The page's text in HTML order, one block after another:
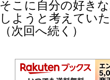
そこに自分の好き
しようと考えてい
（次回へ続く）